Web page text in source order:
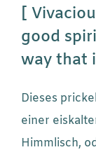
[
good
way that
Dieses
einer
Himmlisch,